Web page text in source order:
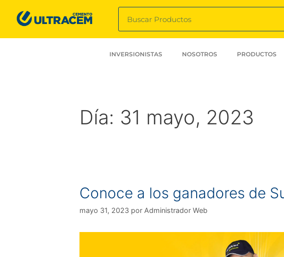
INVERSIONISTAS NOSOTROS PRODUCTOS
Día: 31 mayo, 2023
Conoce a los ganadores de
mayo 31, 2023 por Administrador Web